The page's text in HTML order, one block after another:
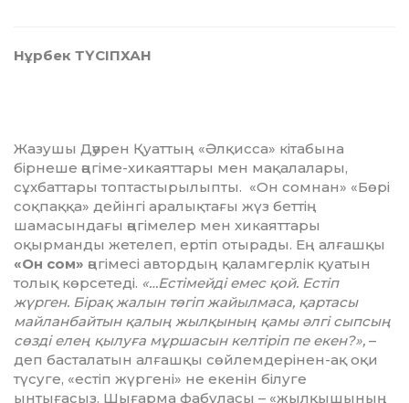
Нұрбек ТҮСІПХАН
Жазушы Дәурен Қуаттың «Әлқисса» кітабына
бірнеше әңгіме-хикаяттары мен мақалалары,
сұхбаттары топтастырылыпты. «Он сомнан» «Бөрі
соқпаққа» дейінгі аралықтағы жүз беттің
шамасындағы әң­гімелер мен хикаяттары
оқырманды жетелеп, ертіп отырады. Ең алғашқы
«Он сом» әңгімесі автордың қаламгерлік қуатын
толық көрсетеді. «…Естімейді емес қой. Ес­тіп
жүрген. Бірақ жалын төгіп жайылмаса, қартасы
майланбайтын қалың жылқының қамы әлгі сыпсың
сөзді елең қы­луға мұршасын келтіріп пе екен?», –
деп басталатын алғашқы сөйлемдерінен-ақ оқи
түсуге, «естіп жүргені» не екенін бі­луге
ынтығасыз. Шығарма фабуласы – «жылқышының